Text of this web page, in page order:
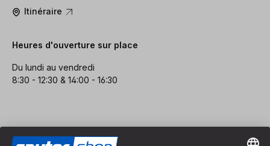
Itinéraire
Heures d'ouverture sur place
Du lundi au vendredi
8:30 - 12:30 & 14:00 - 16:30
Aide